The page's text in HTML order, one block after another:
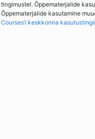
tingimustel. Õppematerjalide
Õppematerjalide kasutamine
Courses’i keskkonna